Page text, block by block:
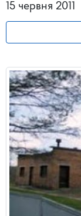
15 червня 2011